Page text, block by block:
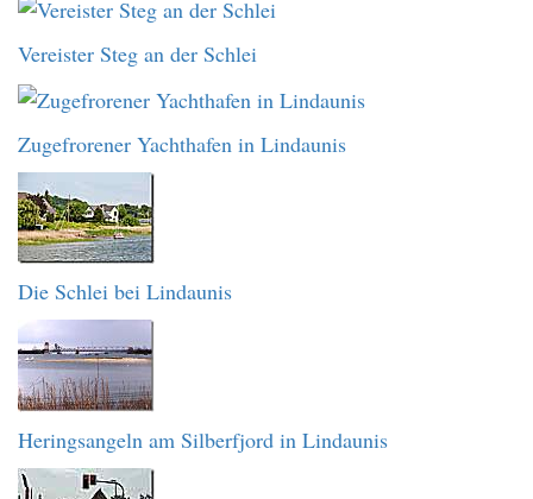
Vereister Steg an der Schlei
Zugefrorener Yachthafen in Lindaunis
Die Schlei bei Lindaunis
Heringsangeln am Silberfjord in Lindaunis